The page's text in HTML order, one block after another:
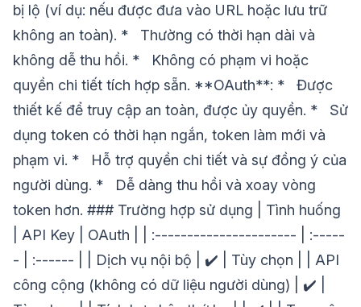
bị lộ (ví dụ: nếu được đưa vào URL hoặc lưu trữ
không an toàn). * Thường có thời hạn dài và
không dễ thu hồi. * Không có phạm vi hoặc
quyền chi tiết tích hợp sẵn. **OAuth**: * Được
thiết kế để truy cập an toàn, được ủy quyền. * Sử
dụng token có thời hạn ngắn, token làm mới và
phạm vi. * Hỗ trợ quyền chi tiết và sự đồng ý của
người dùng. * Dễ dàng thu hồi và xoay vòng
token hơn. ### Trường hợp sử dụng | Tình huống
| API Key | OAuth | | :---------------------- | :-----
- | :------ | | Dịch vụ nội bộ | ✔️ | Tùy chọn | | API
công cộng (không có dữ liệu người dùng) | ✔️ |